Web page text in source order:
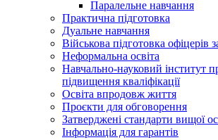
Паралельне навчання
Практична підготовка
Дуальне навчання
Військова підготовка офіцерів
Неформальна освіта
Навчально-науковий інститут
підвищення кваліфікації
Освіта впродовж життя
Проєкти для обговорення
Затверджені стандарти вищої
Інформація для гарантів